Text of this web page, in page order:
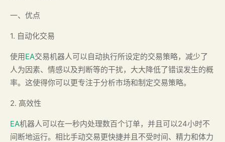
一、优点
1. 自动化交易
使用EA交易机器人可以自动执行所设定的交易策略，减少了
人为因素、情感以及判断等的干扰，大大降低了错误发生的概
率。这使得你可以更专注于分析市场和制定交易策略。
2. 高效性
EA机器人可以在一秒内处理数百个订单，并且可以24小时不
间断地运行。相比手动交易更快捷并且不受时间、精力和体力